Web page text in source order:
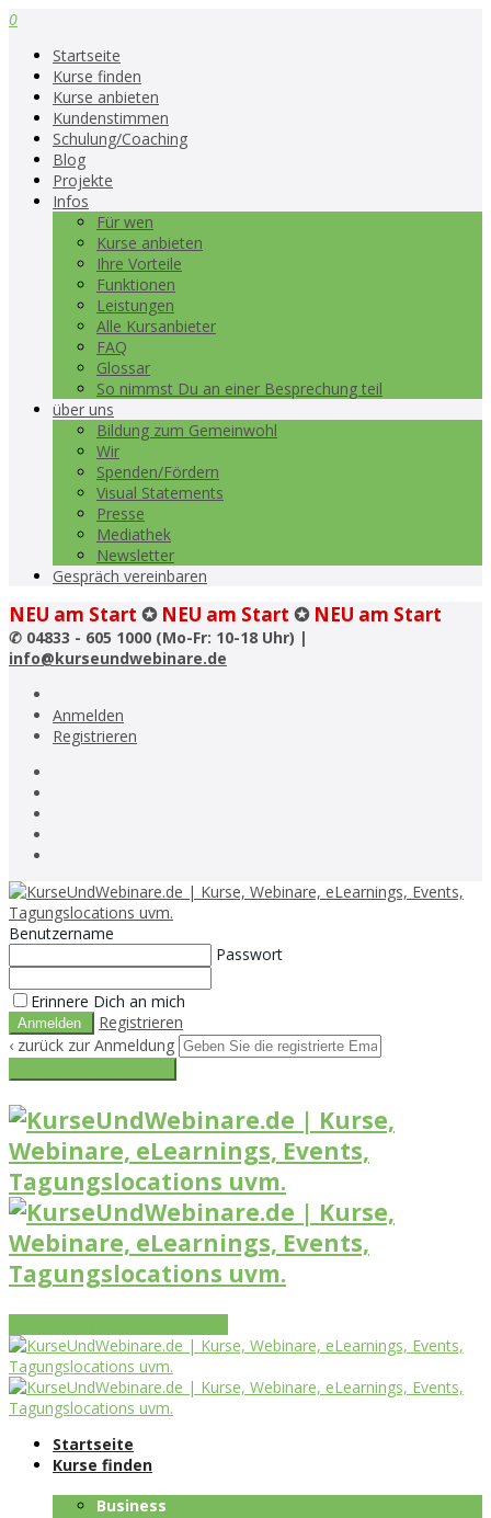
0
Startseite
Kurse finden
Kurse anbieten
Kundenstimmen
Schulung/Coaching
Blog
Projekte
Infos
Für wen
Kurse anbieten
Ihre Vorteile
Funktionen
Leistungen
Alle Kursanbieter
FAQ
Glossar
So nimmst Du an einer Besprechung teil
über uns
Bildung zum Gemeinwohl
Wir
Spenden/Fördern
Visual Statements
Presse
Mediathek
Newsletter
Gespräch vereinbaren
NEU am Start ✪ NEU am Start ✪ NEU am Start
✆ 04833 - 605 1000 (Mo-Fr: 10-18 Uhr) |
info@kurseundwebinare.de
Anmelden
Registrieren
Benutzername
Passwort
Erinnere Dich an mich
Registrieren
‹ zurück zur Anmeldung
Startseite
Kurse finden
Business